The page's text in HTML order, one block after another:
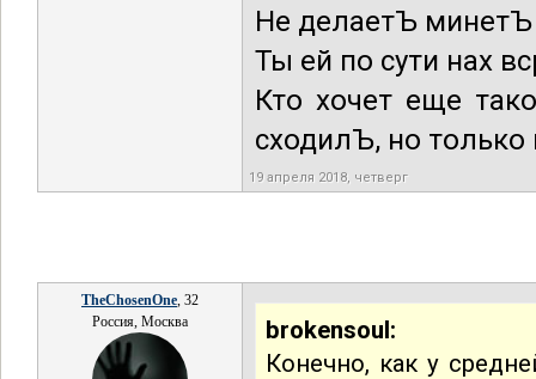
Не делаетЪ минетЪ
Ты ей по сути нах
Кто хочет еще
сходилЪ, но
19 апреля 2018, четверг
TheChosenOne, 32
Россия, Москва
brokensoul:
Конечно, как у